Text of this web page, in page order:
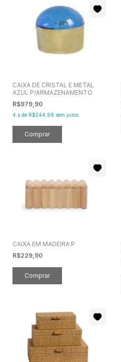
CAIXA DE CRISTAL E METAL
AZUL P/ARMAZENAMENTO
R$979,90
4 x de R$244,98 sem juros
CAIXA EM MADEIRA P
R$229,90